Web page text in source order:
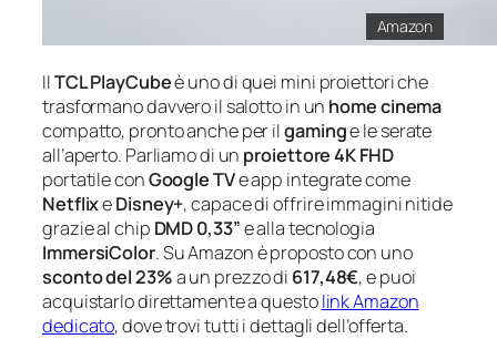
Amazon
IlTCL PlayCubeè uno di quei mini proiettori che
trasformano davvero il salotto in un home cinema
compatto, pronto anche per ilgaminge le serate
all’aperto. Parliamo di un proiettore 4K FHD
portatile conGoogle TVe app integrate come
NetflixeDisney+, capace di offrire immagini nitide
grazie al chip DMD 0,33”e alla tecnologia
ImmersiColor. Su Amazon è proposto con uno
sconto del 23%a un prezzo di 617,48€, e puoi
acquistarlo direttamente a questolink Amazon
dedicato, dove trovi tutti i dettagli dell’offerta.